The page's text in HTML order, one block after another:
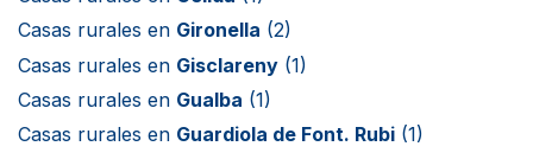
Casas rurales en Gironella (2)
Casas rurales en Gisclareny (1)
Casas rurales en Gualba (1)
Casas rurales en Guardiola de Font. Rubi (1)